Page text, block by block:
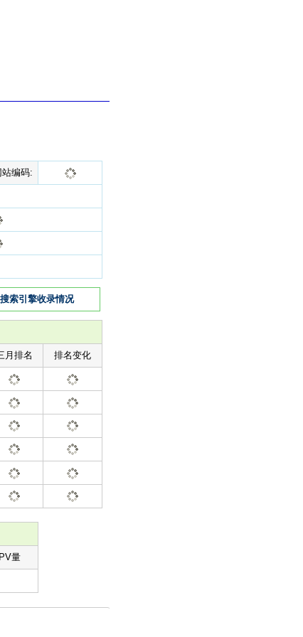
站编码:
索引擎收录情况
月排名 排名变化
量